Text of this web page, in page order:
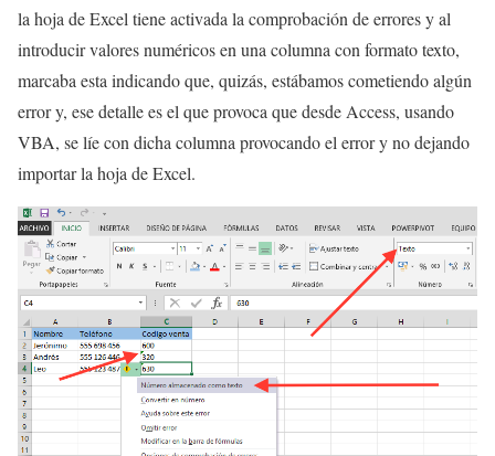
la hoja de Excel tiene activada la comprobación de errores y al
introducir valores numéricos en una columna con formato texto,
marcaba esta indicando que, quizás, estábamos cometiendo algún
error y, ese detalle es el que provoca que desde Access, usando
VBA, se líe con dicha columna provocando el error y no dejando
importar la hoja de Excel.